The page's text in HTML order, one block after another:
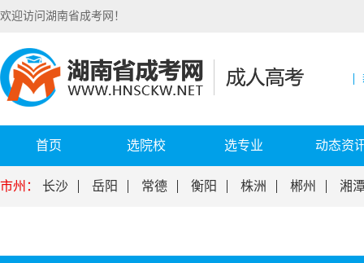
欢迎访问湖南省成考网！
首页 选院校 选专业 动态资
市州： 长沙 岳阳 常德 衡阳 株洲 郴州 湘